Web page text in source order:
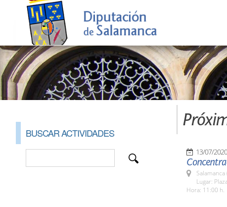
BUSCAR ACTIVIDADES
13/07/2020
Salamanca
Lugar:
Hora: 11:00 h.